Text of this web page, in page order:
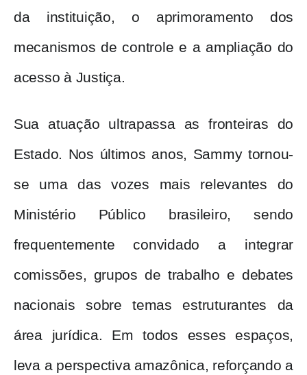
da instituição, o aprimoramento dos
mecanismos de controle e a ampliação do
acesso à Justiça.
Sua atuação ultrapassa as fronteiras do
Estado. Nos últimos anos, Sammy tornou-
se uma das vozes mais relevantes do
Ministério Público brasileiro, sendo
frequentemente convidado a integrar
comissões, grupos de trabalho e debates
nacionais sobre temas estruturantes da
área jurídica. Em todos esses espaços,
leva a perspectiva amazônica, reforçando a